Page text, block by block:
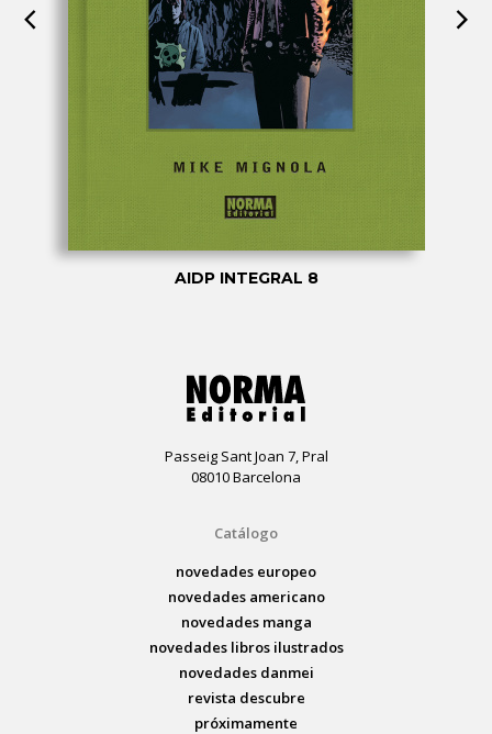
AIDP INTEGRAL 8
Passeig Sant Joan 7, Pral
08010 Barcelona
Catálogo
novedades europeo
novedades americano
novedades manga
novedades libros ilustrados
novedades danmei
revista descubre
próximamente